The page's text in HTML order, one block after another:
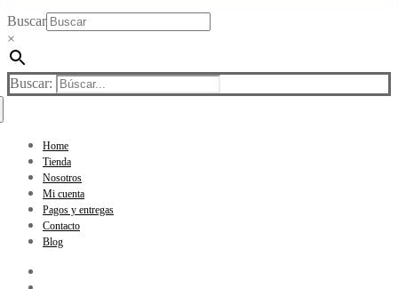
Buscar
×
Buscar:
Home
Tienda
Nosotros
Mi cuenta
Pagos y entregas
Contacto
Blog